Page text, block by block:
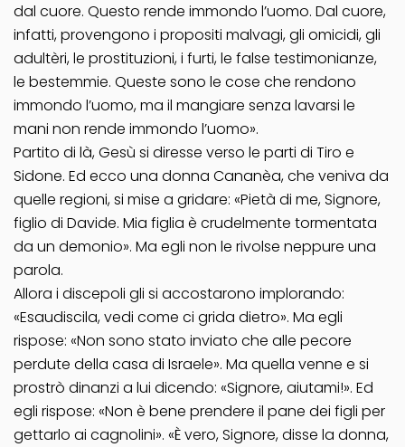
dal cuore. Questo rende immondo l’uomo. Dal cuore,
infatti, provengono i propositi malvagi, gli omicidi, gli
adultèri, le prostituzioni, i furti, le false testimonianze,
le bestemmie. Queste sono le cose che rendono
immondo l’uomo, ma il mangiare senza lavarsi le
mani non rende immondo l’uomo».
Partito di là, Gesù si diresse verso le parti di Tiro e
Sidone. Ed ecco una donna Cananèa, che veniva da
quelle regioni, si mise a gridare: «Pietà di me, Signore,
figlio di Davide. Mia figlia è crudelmente tormentata
da un demonio». Ma egli non le rivolse neppure una
parola.
Allora i discepoli gli si accostarono implorando:
«Esaudiscila, vedi come ci grida dietro». Ma egli
rispose: «Non sono stato inviato che alle pecore
perdute della casa di Israele». Ma quella venne e si
prostrò dinanzi a lui dicendo: «Signore, aiutami!». Ed
egli rispose: «Non è bene prendere il pane dei figli per
gettarlo ai cagnolini». «È vero, Signore, disse la donna,